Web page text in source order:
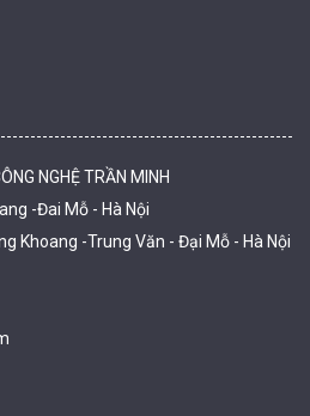
nhiệt 2MP Hikfire HF-VH 221
NGHỆ TRẦN MINH
-Đai Mỗ - Hà Nội
Khoang -Trung Văn - Đại Mỗ - Hà Nội